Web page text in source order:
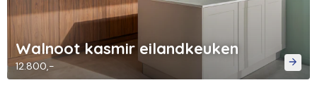
Walnoot kasmir eilandkeuken
12.800,-